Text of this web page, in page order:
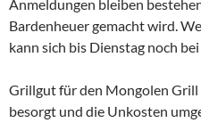
Anmeldungen bleiben
Bardenheuer gemacht wird.
kann sich bis Dienstag noch
Grillgut für den Mongolen Grill
besorgt und die Unkosten